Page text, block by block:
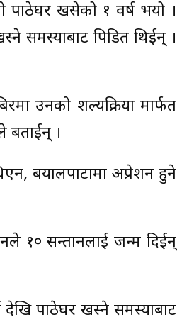
पाठेघर खसेको १ वर्ष भयो ।
समस्याबाट पिडित थिईन् ।
उनको शल्यक्रिया मार्फत
।
बयालपाटामा अप्रेशन हुने
१० सन्तानलाई जन्म दिईन्
देखि पाठेघर खस्ने समस्याबाट